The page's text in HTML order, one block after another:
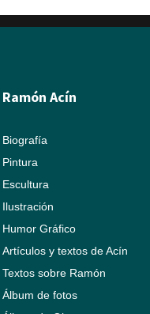
Ramón Acín
Biografía
Pintura
Escultura
Ilustración
Humor Gráfico
Artículos y textos de Acín
Textos sobre Ramón
Álbum de fotos